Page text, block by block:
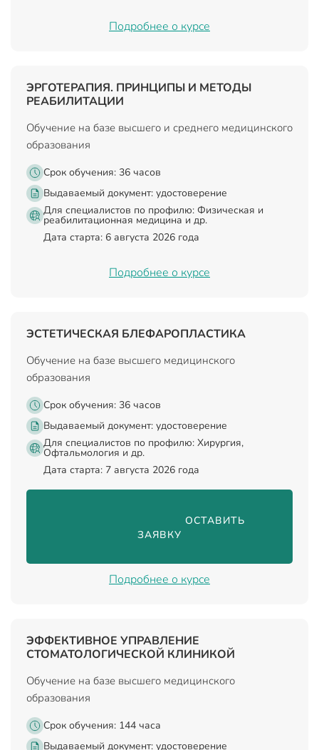
Подробнее о курсе
ЭРГОТЕРАПИЯ. ПРИНЦИПЫ И МЕТОДЫ
РЕАБИЛИТАЦИИ
Обучение на базе высшего и среднего медицинского
образования
Срок обучения: 36 часов
Выдаваемый документ: удостоверение
Для специалистов по профилю: Физическая и
реабилитационная медицина и др.
Дата старта: 6 августа 2026 года
Подробнее о курсе
ЭСТЕТИЧЕСКАЯ БЛЕФАРОПЛАСТИКА
Обучение на базе высшего медицинского
образования
Срок обучения: 36 часов
Выдаваемый документ: удостоверение
Для специалистов по профилю: Хирургия,
Офтальмология и др.
Дата старта: 7 августа 2026 года
                                ОСТАВИТЬ
ЗАЯВКУ
Подробнее о курсе
ЭФФЕКТИВНОЕ УПРАВЛЕНИЕ
СТОМАТОЛОГИЧЕСКОЙ КЛИНИКОЙ
Обучение на базе высшего медицинского
образования
Срок обучения: 144 часа
Выдаваемый документ: удостоверение